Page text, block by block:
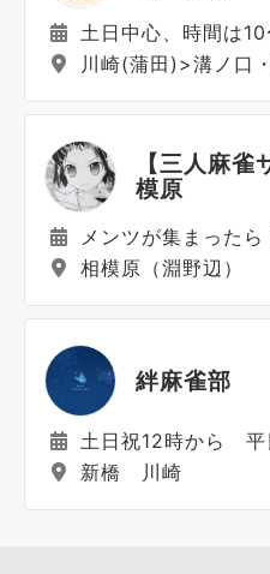
土日中心、時間は10
川崎(蒲田)>溝ノ口
【三人麻
模原
メンツが集まったら
相模原（淵野辺）
絆麻雀部
土日祝12時から 平
新橋 川崎